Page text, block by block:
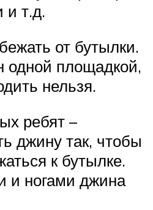
и т.д.
от бутылки.
одной площадкой,
нельзя.
ребят –
джину так, чтобы
к бутылке.
и ногами джина